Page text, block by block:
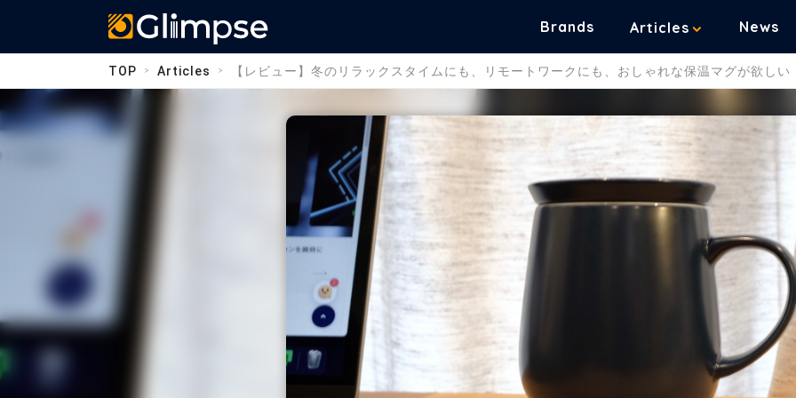
Brands Articles News
TOP Articles 【レビュー】冬のリラックスタイムにも、リモートワークにも、おしゃれな保温マグが欲しい